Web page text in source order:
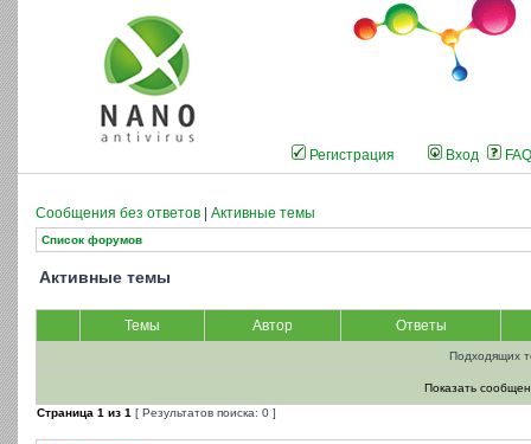
Регистрация Вход FAQ
Сообщения без ответов Активные темы
Список форумов
Активные темы
Темы Автор Ответы
Подходящих
Показать
Страница 1 из 1 [ Результатов поиска: 0 ]